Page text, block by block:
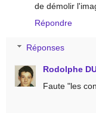
de démolir
Répondre
Réponses
Rodolphe
Faute "les